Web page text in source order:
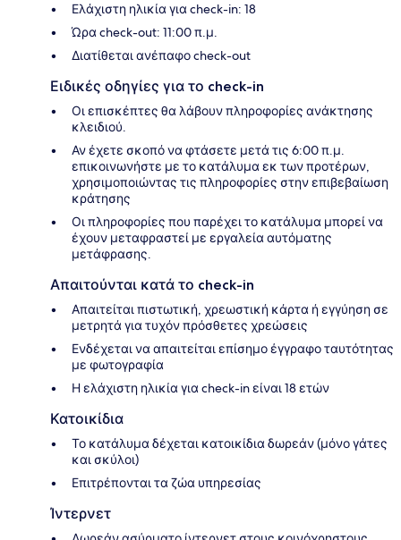
Ελάχιστη ηλικία για check-in: 18
Ώρα check-out: 11:00 π.μ.
Διατίθεται ανέπαφο check-out
Ειδικές οδηγίες για το check-in
Οι επισκέπτες θα λάβουν πληροφορίες ανάκτησης
κλειδιού.
Αν έχετε σκοπό να φτάσετε μετά τις 6:00 π.μ.
επικοινωνήστε με το κατάλυμα εκ των προτέρων,
χρησιμοποιώντας τις πληροφορίες στην επιβεβαίωση
κράτησης
Οι πληροφορίες που παρέχει το κατάλυμα μπορεί να
έχουν μεταφραστεί με εργαλεία αυτόματης
μετάφρασης.
Απαιτούνται κατά το check-in
Απαιτείται πιστωτική, χρεωστική κάρτα ή εγγύηση σε
μετρητά για τυχόν πρόσθετες χρεώσεις
Ενδέχεται να απαιτείται επίσημο έγγραφο ταυτότητας
με φωτογραφία
Η ελάχιστη ηλικία για check-in είναι 18 ετών
Κατοικίδια
Το κατάλυμα δέχεται κατοικίδια δωρεάν (μόνο γάτες
και σκύλοι)
Επιτρέπονται τα ζώα υπηρεσίας
Ίντερνετ